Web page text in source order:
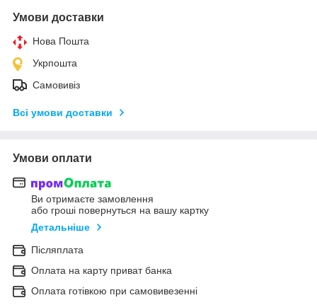
Умови доставки
Нова Пошта
Укрпошта
Самовивіз
Всі умови доставки
Умови оплати
Ви отримаєте замовлення
або гроші повернуться на вашу картку
Детальніше
Післяплата
Оплата на карту приват банка
Оплата готівкою при самовивезенні